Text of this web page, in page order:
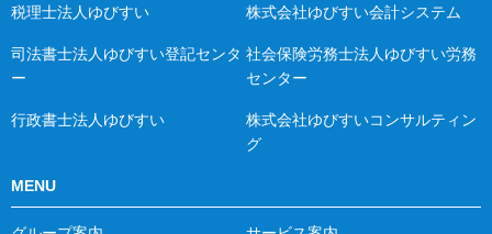
税理士法人ゆびすい 株式会社ゆびすい会計システム
司法書士法人ゆびすい登記センタ
ー
社会保険労務士法人ゆびすい労務
センター
行政書士法人ゆびすい
株式会社ゆびすいコンサルティン
グ
MENU